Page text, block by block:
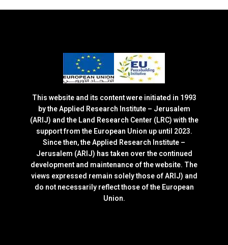
This website and its content were initiated in 1993
by the Applied Research Institute – Jerusalem
(ARIJ) and the Land Research Center (LRC) with the
support from the European Union up until 2023.
Since then, the Applied Research Institute –
Jerusalem (ARIJ) has taken over the continued
development and maintenance of the website. The
views expressed remain solely those of ARIJ) and
do not necessarily reflect those of the European
Union.